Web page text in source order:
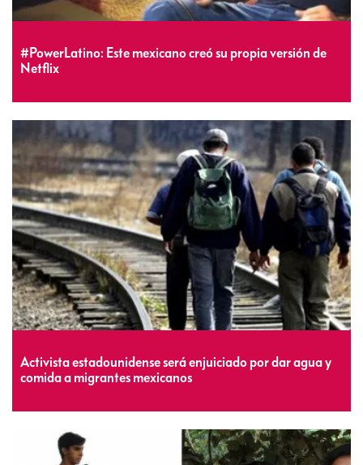
#PowerLatino: Este mexicano creó su propia versión de
Netflix
Activista estadounidense será enjuiciado por dar agua y
comida a migrantes mexicanos